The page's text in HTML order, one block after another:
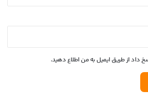
داد از طریق ایمیل به من اطلاع دهید.